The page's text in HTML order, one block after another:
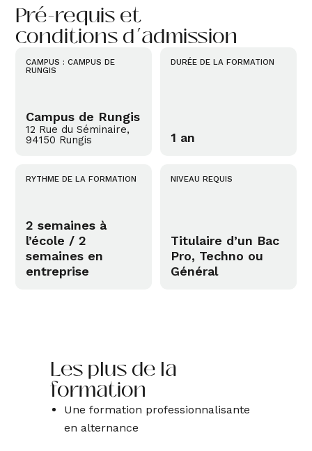
Hôtellerie
Hôtellerie
Pré-requis et
conditions d’admission
CAMPUS : CAMPUS DE
RUNGIS
Campus de Rungis
12 Rue du Séminaire,
94150 Rungis
DURÉE DE LA FORMATION
1 an
RYTHME DE LA FORMATION
2 semaines à
l’école / 2
semaines en
entreprise
NIVEAU REQUIS
Titulaire d’un Bac
Pro, Techno ou
Général
Les plus de la
formation
Une formation professionnalisante
en alternance